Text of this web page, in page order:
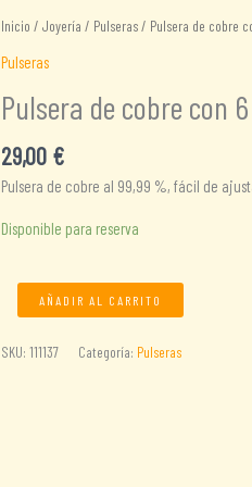
Inicio / Joyería / Pulseras/ Pulsera de cobre
Pulseras
Pulsera de cobre con
29,00 €
Pulsera de cobre al 99,99 %, fácil de
Disponible para reserva
Pulsera
cobre
AÑADIR AL CARRITO
SKU: 111137 Categoría: Pulseras